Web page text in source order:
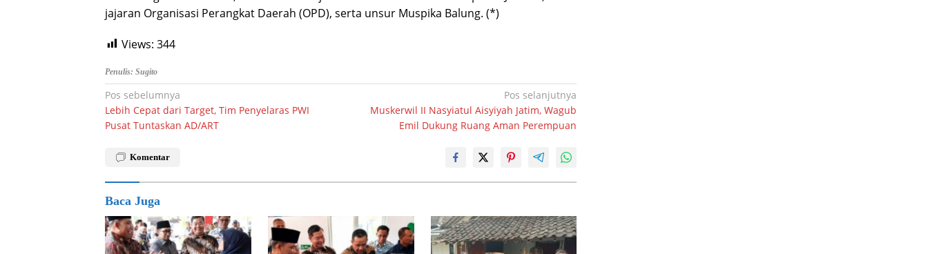
jajaran Organisasi Perangkat Daerah (OPD), serta unsur Muspika Balung. (*)
Views: 344
Penulis: Sugito
Navigasi
pos
Pos sebelumnya
Lebih Cepat dari Target, Tim Penyelaras PWI
Pusat Tuntaskan AD/ART
Pos selanjutnya
Muskerwil II Nasyiatul Aisyiyah Jatim, Wagub
Emil Dukung Ruang Aman Perempuan
Komentar
Baca Juga